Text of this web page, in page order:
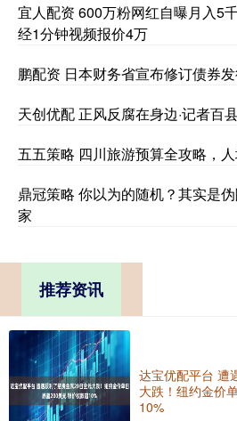
宜人配资 600万粉网红自曝月入5
经1分钟视频报价4万
鹏配资 日本财务省宣布修订债券
天创优配 正风反腐在身边·记者百
五五策略 四川旅游预算全攻略，
鼎冠策略 你以为的随机？其实是
家
推荐资讯
达宝优配平台 遭
大跌！纽约金价
10%